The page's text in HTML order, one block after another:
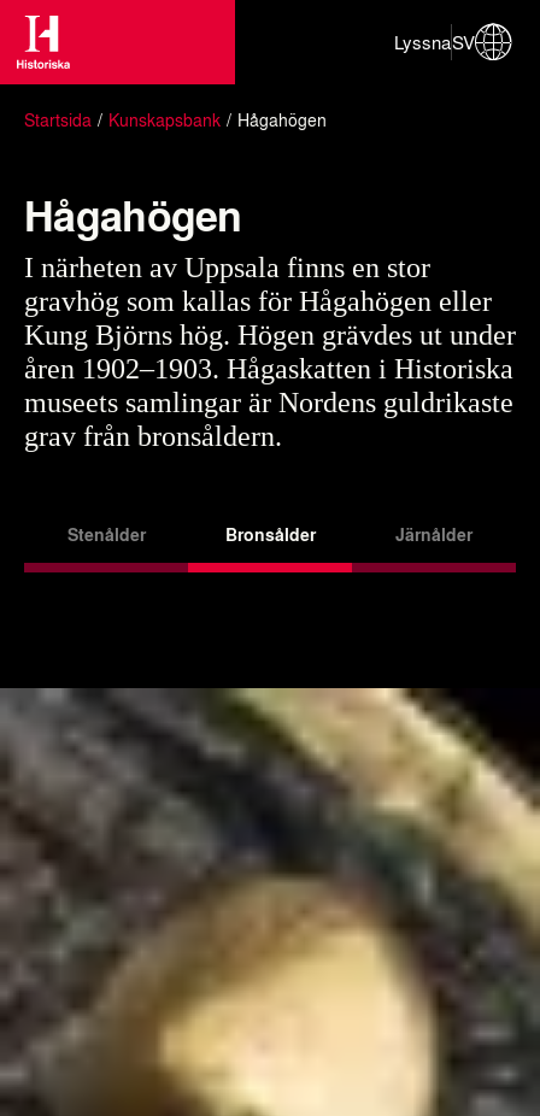
LyssnaSV
Startsida Kunskapsbank Hågahögen
Hågahögen
I närheten av Uppsala finns en stor
gravhög som kallas för Hågahögen eller
Kung Björns hög. Högen grävdes ut under
åren 1902–1903. Hågaskatten i Historiska
museets samlingar är Nordens guldrikaste
grav från bronsåldern.
Stenålder Bronsålder Järnålder